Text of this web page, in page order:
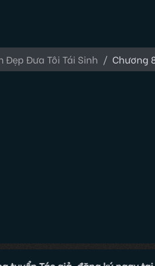
Đẹp Đưa Tôi Tái Sinh Chương